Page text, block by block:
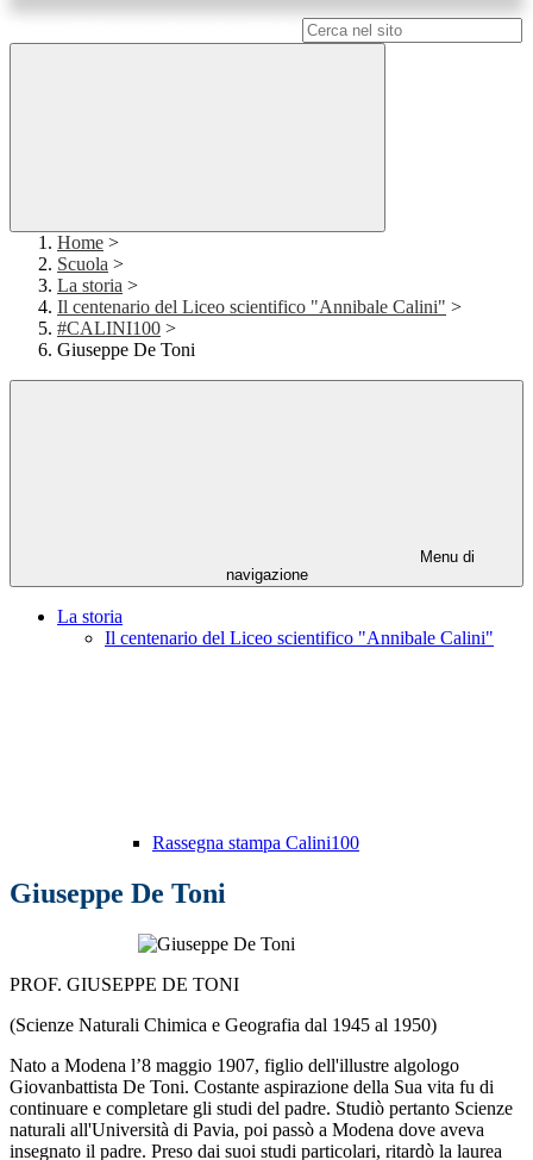
Home >
Scuola >
La storia >
Il centenario del Liceo scientifico "Annibale Calini" >
#CALINI100 >
Giuseppe De Toni
Menu di
navigazione
La storia
Il centenario del Liceo scientifico "Annibale Calini"
Rassegna stampa Calini100
Giuseppe De Toni
PROF. GIUSEPPE DE TONI
(Scienze Naturali Chimica e Geografia dal 1945 al 1950)
Nato a Modena l’8 maggio 1907, figlio dell'illustre algologo
Giovanbattista De Toni. Costante aspirazione della Sua vita fu di
continuare e completare gli studi del padre. Studiò pertanto Scienze
naturali all'Università di Pavia, poi passò a Modena dove aveva
insegnato il padre. Preso dai suoi studi particolari, ritardò la laurea